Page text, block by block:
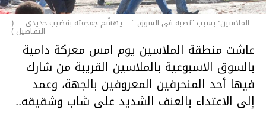
الملاسين: بسبب "نصبة في السوق "... يهشّم جمجمته بقضيب حديدي ... (
التفـاصيل )
عاشت منطقة الملاسين يوم امس معركة دامية
بالسوق الاسبوعية بالملاسين القريبة من شارك
فيها أحد المنحرفين المعروفين بالجهة، وعمد
إلى الاعتداء بالعنف الشديد على شاب وشقيقه..